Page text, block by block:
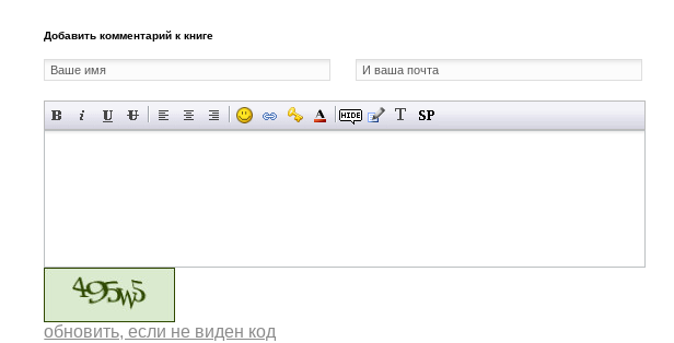
Добавить комментарий к книге
обновить, если не виден код